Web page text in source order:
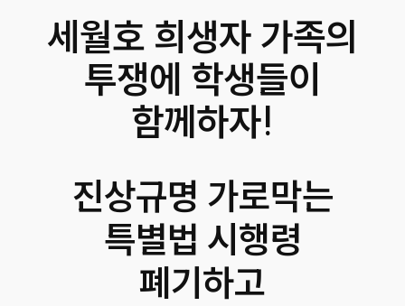
세월호 희생자 가족의
투쟁에 학생들이
함께하자!
진상규명 가로막는
특별법 시행령
폐기하고